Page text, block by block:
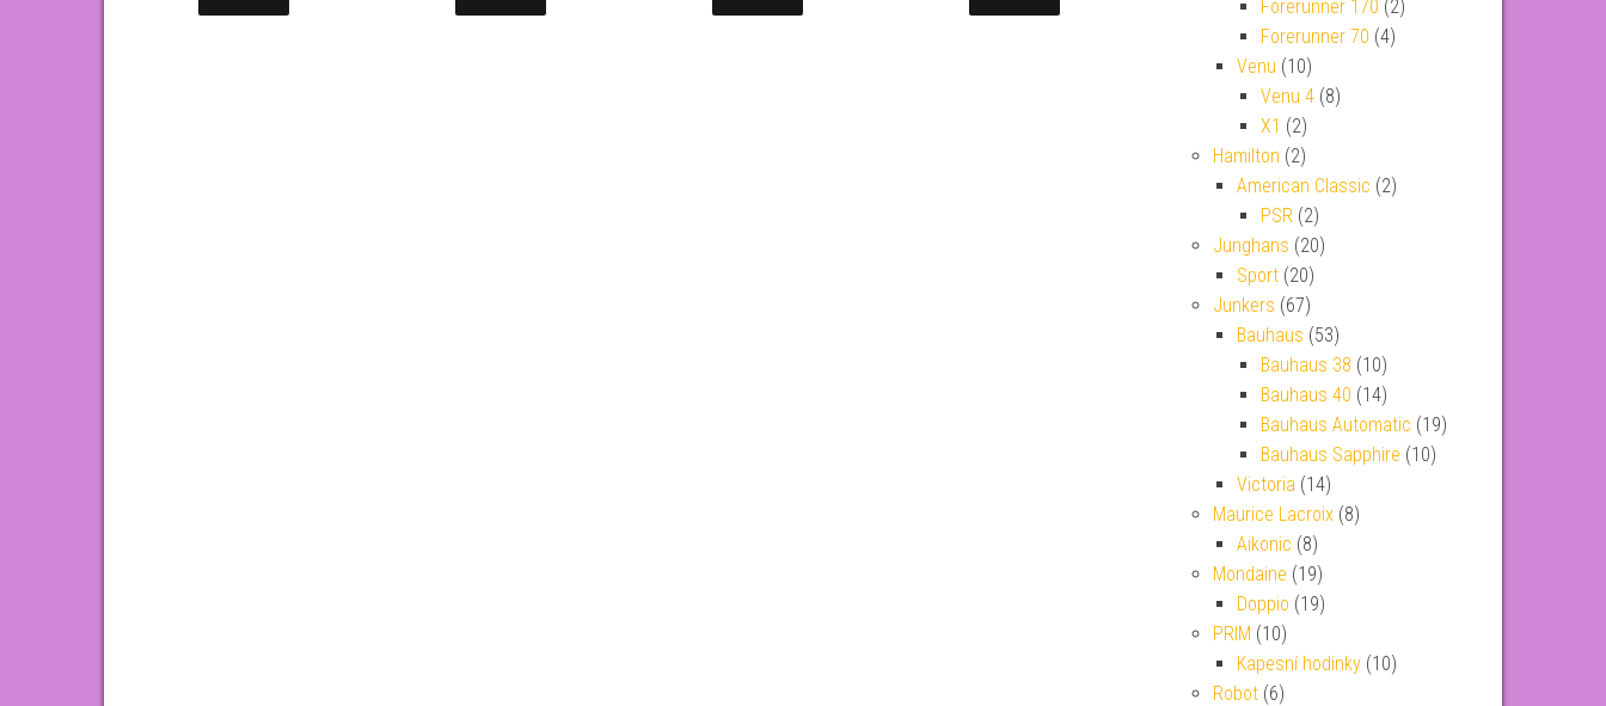
Forerunner 170 (2)
Forerunner 70 (4)
Venu (10)
Venu 4 (8)
X1 (2)
Hamilton (2)
American Classic (2)
PSR (2)
Junghans (20)
Sport (20)
Junkers (67)
Bauhaus (53)
Bauhaus 38 (10)
Bauhaus 40 (14)
Bauhaus Automatic (19)
Bauhaus Sapphire (10)
Victoria (14)
Maurice Lacroix (8)
Aikonic (8)
Mondaine (19)
Doppio (19)
PRIM (10)
Kapesní hodinky (10)
Robot (6)